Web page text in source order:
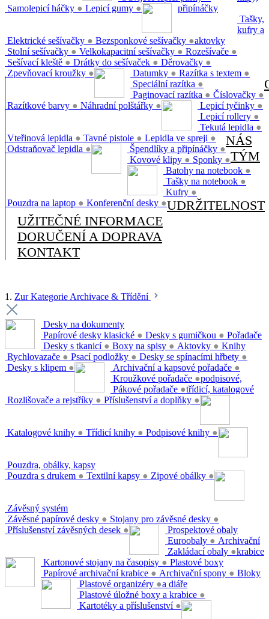
Samolepicí háčky ● Lepicí gumy ●
Elektrické sešívačky ● Bezsponkové sešívačky ●
Stolní sešívačky ● Velkokapacitní sešívačky ● Rozešívače ●
Sešívací kleště ● Drátky do sešívaček ● Děrovačky ●
Zpevňovací kroužky ● Datumky ● Razítka s textem ●
Speciální razítka ●
Paginovací razítka ● Číslovačky ●
Razítkové barvy ● Náhradní polštářky ● Lepicí tyčinky ●
Lepicí rollery ●
Tekutá lepidla ●
Vteřinová lepidla ● Tavné pistole ● Lepidla ve spreji ●
Odstraňovač lepidla ●
připínáčky
Špendlíky a připínáčky ●
Kovové klipy ● Sponky ●
Tašky,
kufry a
aktovky
Batohy na notebook ●
Tašky na notebook ●
Kufry ●
Pouzdra na laptop ● Konferenční desky ●
NÁS
TÝM
UDRŽITELNOST
UŽITEČNÉ INFORMACE
DORUČENÍ A DOPRAVA
KONTAKT
1. Zur Kategorie Archivace & Třídění
Desky na dokumenty
Papírové desky klasické ● Desky s gumičkou ●
Desky s tkanicí ● Boxy na spisy ● Aktovky ●
Rychlovazače ● Psací podložky ● Desky se spínacími hřbety ●
Desky s klipem ●
Pořadače
Archivační a kapsové pořadače ●
Kroužkové pořadače ●
Pákové pořadače ●
Rozlišovače a rejstříky ● Příslušenství a doplňky ●
Knihy
podpisové,
třídicí, katalogové
Katalogové knihy ● Třídicí knihy ● Podpisové knihy ●
Pouzdra, obálky, kapsy
Pouzdra s drukem ● Textilní kapsy ● Zipové obálky ●
Závěsný systém
Závěsné papírové desky ● Stojany pro závěsné desky ●
Příslušenství závěsných desek ●
Prospektové obaly
Euroobaly ●
Zakládací obaly ●
Archivační
krabice
Kartonové stojany na časopisy ●
Papírové archivační krabice ● Archivační spony ●
Plastové boxy
Plastové organizéry ●
Plastové úložné boxy a krabice ●
Kartotéky a příslušenství ●
Bloky
a diáře